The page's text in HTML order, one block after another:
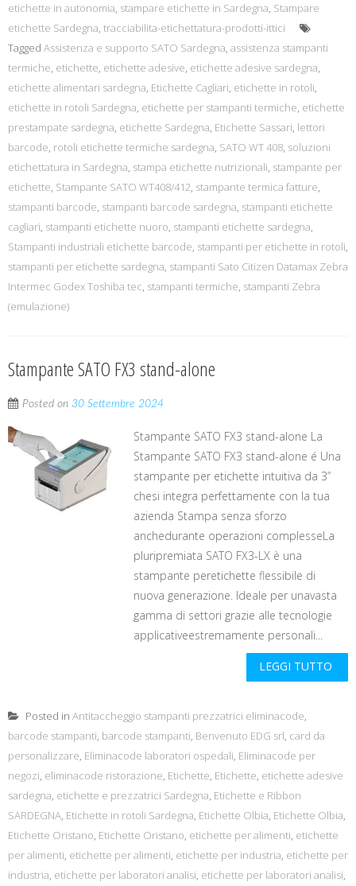
etichette in autonomia, stampare etichette in Sardegna, Stampare
etichette Sardegna, tracciabilita-etichettatura-prodotti-ittici
Tagged Assistenza e supporto SATO Sardegna, assistenza stampanti
termiche, etichette, etichette adesive, etichette adesive sardegna,
etichette alimentari sardegna, Etichette Cagliari, etichette in rotoli,
etichette in rotoli Sardegna, etichette per stampanti termiche, etichette
prestampate sardegna, etichette Sardegna, Etichette Sassari, lettori
barcode, rotoli etichette termiche sardegna, SATO WT 408, soluzioni
etichettatura in Sardegna, stampa etichette nutrizionali, stampante per
etichette, Stampante SATO WT408/412, stampante termica fatture,
stampanti barcode, stampanti barcode sardegna, stampanti etichette
cagliari, stampanti etichette nuoro, stampanti etichette sardegna,
Stampanti industriali etichette barcode, stampanti per etichette in rotoli,
stampanti per etichette sardegna, stampanti Sato Citizen Datamax Zebra
Intermec Godex Toshiba tec, stampanti termiche, stampanti Zebra
(emulazione)
Stampante SATO FX3 stand-alone
Posted on 30 Settembre 2024
Stampante SATO FX3 stand-alone La
Stampante SATO FX3 stand-alone é Una
stampante per etichette intuitiva da 3”
chesi integra perfettamente con la tua
azienda Stampa senza sforzo
anchedurante operazioni complesseLa
pluripremiata SATO FX3-LX è una
stampante peretichette flessibile di
nuova generazione. Ideale per unavasta
gamma di settori grazie alle tecnologie
applicativeestremamente personali...
LEGGI TUTTO
Posted in Antitaccheggio stampanti prezzatrici eliminacode,
barcode stampanti, barcode stampanti, Benvenuto EDG srl, card da
personalizzare, Eliminacode laboratori ospedali, Eliminacode per
negozi, eliminacode ristorazione, Etichette, Etichette, etichette adesive
sardegna, etichette e prezzatrici Sardegna, Etichette e Ribbon
SARDEGNA, Etichette in rotoli Sardegna, Etichette Olbia, Etichette Olbia,
Etichette Oristano, Etichette Oristano, etichette per alimenti, etichette
per alimenti, etichette per alimenti, etichette per industria, etichette per
industria, etichette per laboratori analisi, etichette per laboratori analisi,